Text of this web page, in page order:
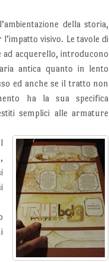
della storia,
visivo. Le tavole di
ad acquerello, introducono
antica quanto in lento
ed anche se il tratto non
ha la sua specifica
semplici alle armature